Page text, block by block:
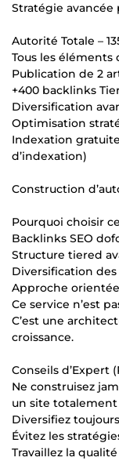
Stratégie
Autorité Totale –
Tous les éléments
Publication de 2
+400 backlinks
Diversification
Optimisation
Indexation
d’indexation)
Construction
Pourquoi choisir
Backlinks SEO
Structure tiered
Diversification
Approche
Ce service n’est
C’est une
croissance.
Conseils d’Expert
Ne construisez
un site totalement
Diversifiez
Évitez les
Travaillez la